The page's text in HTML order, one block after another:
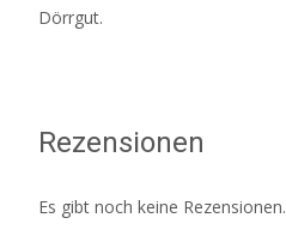
Dörrgut.
Rezensionen
Es gibt noch keine Rezensionen.